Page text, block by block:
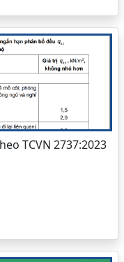
TCVN 2737:2023